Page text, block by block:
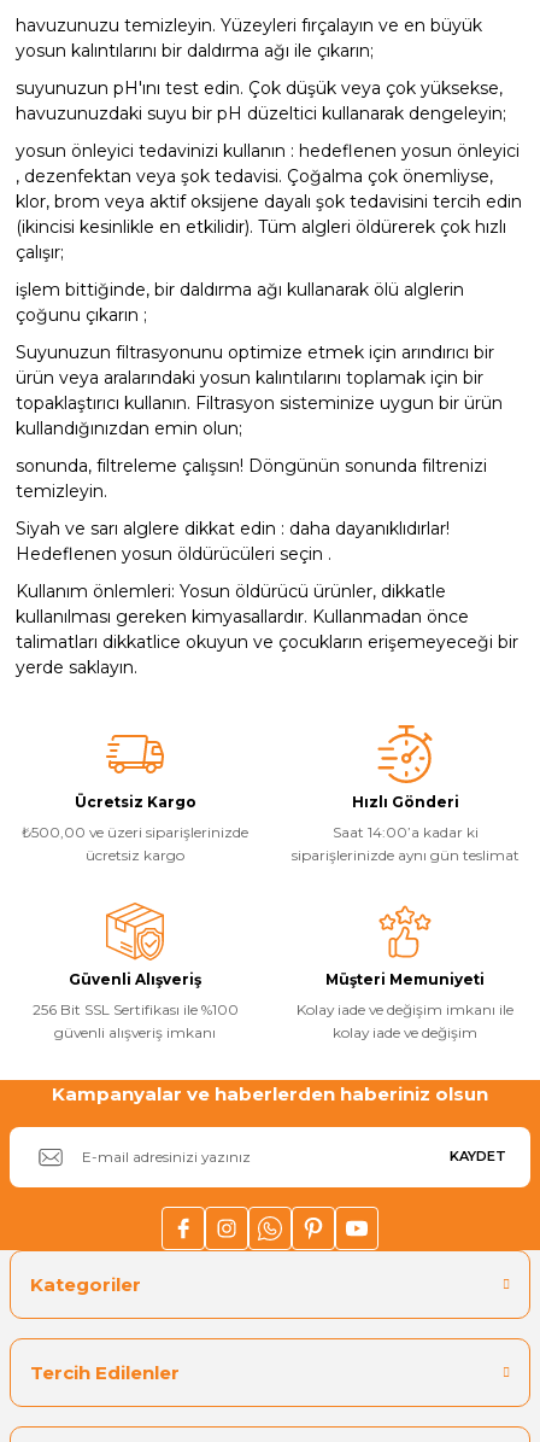
Temizleyici
Havuz Robotu Yedek
Dalgıç Pompa
Dezenfeksiyon
Havuz Güvenlik
Havuz
Kapağı
Havuz Pompa
Havuz
Jakuzi Sauna
Kartuş Filtreler
Kuvars Cam
Yangın Pompası
havuzunuzu temizleyin. Yüzeyleri fırçalayın ve en büyük
yosun kalıntılarını bir daldırma ağı ile çıkarın;
suyunuzun pH'ını test edin. Çok düşük veya çok yüksekse,
havuzunuzdaki suyu bir pH düzeltici kullanarak dengeleyin;
yosun önleyici tedavinizi kullanın : hedeflenen yosun önleyici
, dezenfektan veya şok tedavisi. Çoğalma çok önemliyse,
klor, brom veya aktif oksijene dayalı şok tedavisini tercih edin
(ikincisi kesinlikle en etkilidir). Tüm algleri öldürerek çok hızlı
çalışır;
işlem bittiğinde, bir daldırma ağı kullanarak ölü alglerin
çoğunu çıkarın ;
Suyunuzun filtrasyonunu optimize etmek için arındırıcı bir
ürün veya aralarındaki yosun kalıntılarını toplamak için bir
topaklaştırıcı kullanın. Filtrasyon sisteminize uygun bir ürün
kullandığınızdan emin olun;
sonunda, filtreleme çalışsın! Döngünün sonunda filtrenizi
temizleyin.
Siyah ve sarı alglere dikkat edin : daha dayanıklıdırlar!
Hedeflenen yosun öldürücüleri seçin .
Kullanım önlemleri: Yosun öldürücü ürünler, dikkatle
kullanılması gereken kimyasallardır. Kullanmadan önce
talimatları dikkatlice okuyun ve çocukların erişemeyeceği bir
yerde saklayın.
Ücretsiz Kargo
₺500,00 ve üzeri siparişlerinizde
ücretsiz kargo
Hızlı Gönderi
Saat 14:00’a kadar ki
siparişlerinizde aynı gün teslimat
Güvenli Alışveriş
256 Bit SSL Sertifikası ile %100
güvenli alışveriş imkanı
Müşteri Memuniyeti
Kolay iade ve değişim imkanı ile
kolay iade ve değişim
Kampanyalar ve haberlerden haberiniz olsun
KAYDET
Kategoriler
Tercih Edilenler